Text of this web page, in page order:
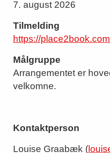
7. august 2026
Tilmelding
https://
Målgruppe
Arrangementet er
velkomne.
Kontaktperson
Louise Graabæk (